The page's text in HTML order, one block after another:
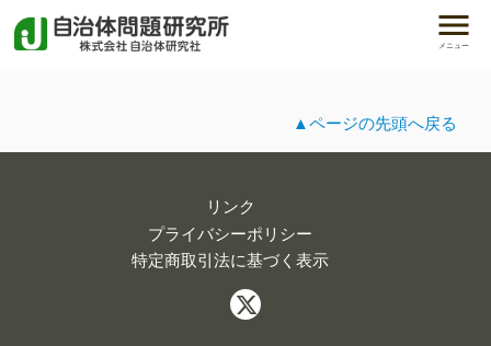
メニュー
▲ページの先頭へ戻る
リンク
プライバシーポリシー
特定商取引法に基づく表示